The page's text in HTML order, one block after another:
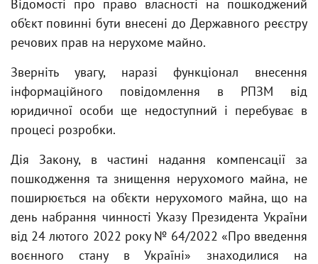
Відомості про право власності на пошкоджений
об’єкт повинні бути внесені до Державного реєстру
речових прав на нерухоме майно.
Зверніть увагу, наразі функціонал внесення
інформаційного повідомлення в РПЗМ від
юридичної особи ще недоступний і перебуває в
процесі розробки.
Дія Закону, в частині надання компенсації за
пошкодження та знищення нерухомого майна, не
поширюється на об’єкти нерухомого майна, що на
день набрання чинності Указу Президента України
від 24 лютого 2022 року № 64/2022 «Про введення
воєнного стану в Україні» знаходилися на